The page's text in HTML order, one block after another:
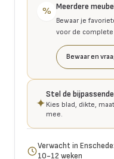
% Meerdere
Bewaar je
voor de
Bewaar en
✦
Stel de
Kies blad, dikte,
mee.
Verwacht in Enschede:
10-12 weken